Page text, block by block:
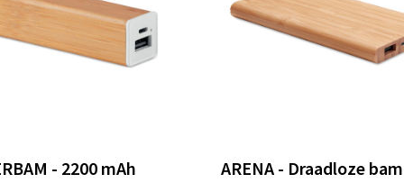
- 2200 mAh
ARENA - Draadloze